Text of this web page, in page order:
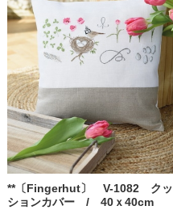
**〔Fingerhut〕 V-1082 クッ
ションカバー / 40ｘ40cm